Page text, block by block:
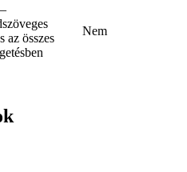
az összes
Nem